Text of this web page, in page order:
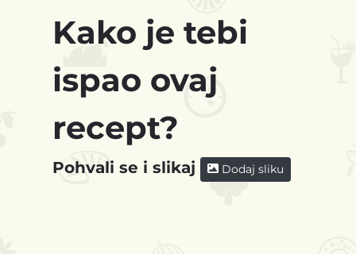
Kako je tebi
ispao ovaj
recept?
Pohvali se i slikaj Dodaj sliku